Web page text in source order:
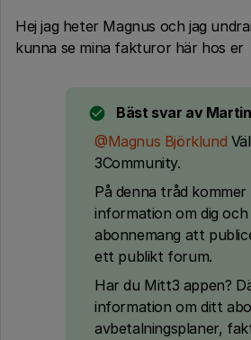
Hej jag heter Magnus och jag
kunna se mina fakturor här hos er
Bäst svar av
@Magnus Björklund
3Community.
På denna tråd kommer
information om dig
abonnemang att
ett publikt forum.
Har du Mitt3 appen?
information om ditt
avbetalningsplaner,